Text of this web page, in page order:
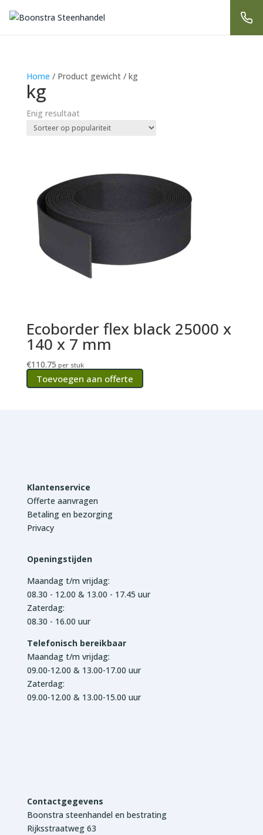
Home / Product gewicht / kg
kg
Enig resultaat
Ecoborder flex black 25000 x
140 x 7 mm
€110.75 per stuk
Toevoegen aan offerte
Klantenservice
Offerte aanvragen
Betaling en bezorging
Privacy
Openingstijden
Maandag t/m vrijdag:
08.30 - 12.00 & 13.00 - 17.45 uur
Zaterdag:
08.30 - 16.00 uur
Telefonisch bereikbaar
Maandag t/m vrijdag:
09.00-12.00 & 13.00-17.00 uur
Zaterdag:
09.00-12.00 & 13.00-15.00 uur
Contactgegevens
Boonstra steenhandel en bestrating
Rijksstraatweg 63